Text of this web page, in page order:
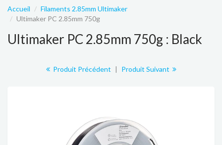
Accueil
Filaments 2.85mm Ultimaker
Ultimaker PC 2.85mm 750g
Ultimaker PC 2.85mm 750g : Black
Produit Précédent | Produit Suivant